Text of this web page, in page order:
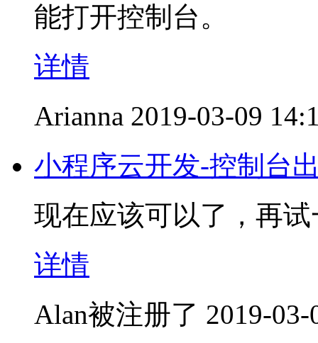
能打开控制台。
详情
Arianna 2019-03-09
小程序云开发-控制台
现在应该可以了，再试
详情
Alan被注册了 2019-03-